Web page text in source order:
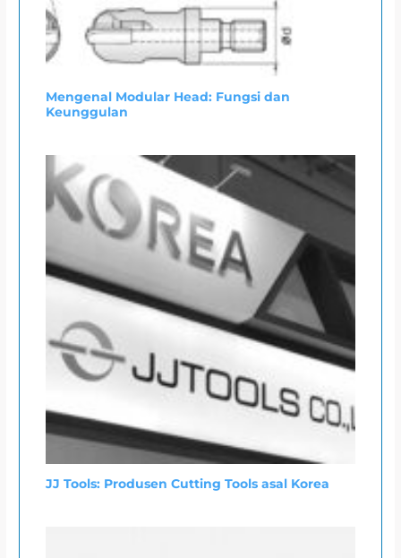
Mengenal Modular Head: Fungsi dan
Keunggulan
JJ Tools: Produsen Cutting Tools asal Korea